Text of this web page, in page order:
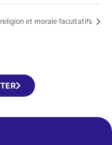
religion et morale facultatifs